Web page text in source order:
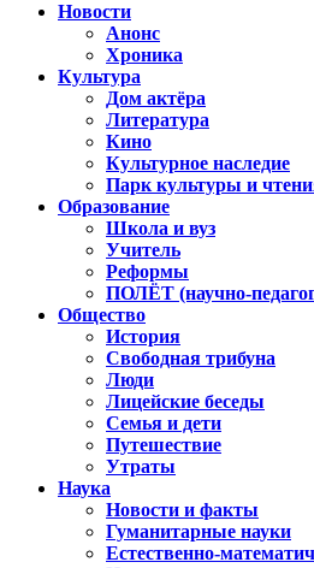
Новости
Анонс
Хроника
Культура
Дом актёра
Литература
Кино
Культурное наследие
Парк культуры и
Образование
Школа и вуз
Учитель
Реформы
ПОЛЁТ (научно-
Общество
История
Свободная трибуна
Люди
Лицейские беседы
Семья и дети
Путешествие
Утраты
Наука
Новости и факты
Гуманитарные науки
Естественно-